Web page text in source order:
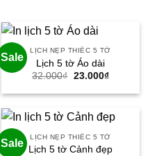
Sale
LỊCH NẸP THIẾC 5 TỜ
Lịch 5 tờ Áo dài
32.000₫ Giá
là:
23.000₫Giá
tại
Sale
LỊCH NẸP THIẾC 5 TỜ
Lịch 5 tờ Cảnh đẹp